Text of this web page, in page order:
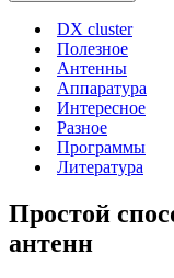
DX cluster
Полезное
Антенны
Аппаратура
Интересное
Разное
Программы
Литература
Простой
антенн